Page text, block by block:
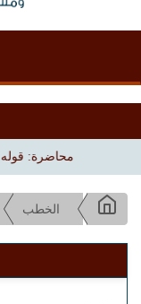
محاضرة: قوله
الخطب